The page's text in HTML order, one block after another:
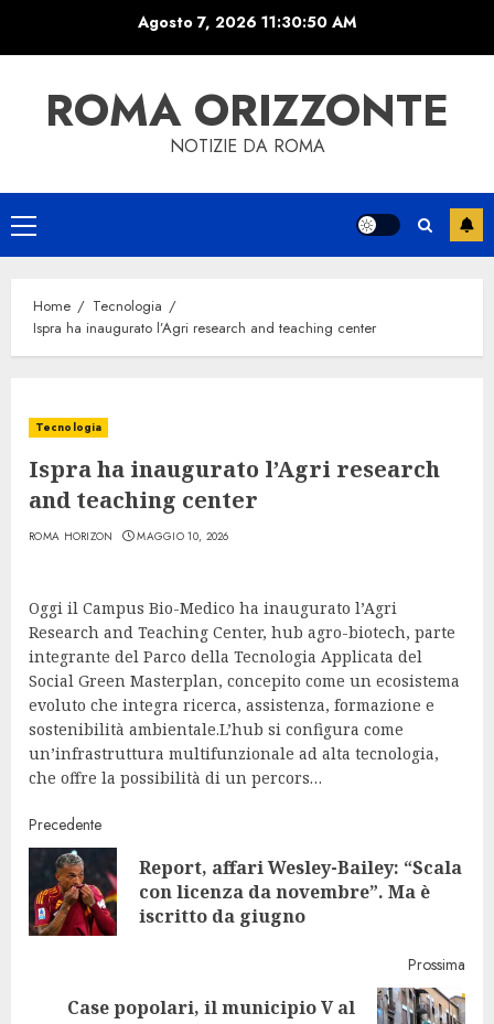
Agosto 7, 2026 11:30:50 AM
ROMA ORIZZONTE
NOTIZIE DA ROMA
Primary
Menu
Home
Tecnologia
Ispra ha inaugurato l’Agri research and teaching center
Tecnologia
Ispra ha inaugurato l’Agri research
and teaching center
ROMA HORIZON MAGGIO 10, 2026
Oggi il Campus Bio-Medico ha inaugurato l’Agri
Research and Teaching Center, hub agro-biotech, parte
integrante del Parco della Tecnologia Applicata del
Social Green Masterplan, concepito come un ecosistema
evoluto che integra ricerca, assistenza, formazione e
sostenibilità ambientale.L’hub si configura come
un’infrastruttura multifunzionale ad alta tecnologia,
che offre la possibilità di un percors…
Continue
Reading
Precedente
Report, affari Wesley-Bailey: “Scala
con licenza da novembre”. Ma è
iscritto da giugno
Prossima
Case popolari, il municipio V al